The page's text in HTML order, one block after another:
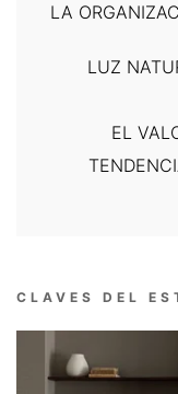
LA
LUZ
EL
CLAVES DEL